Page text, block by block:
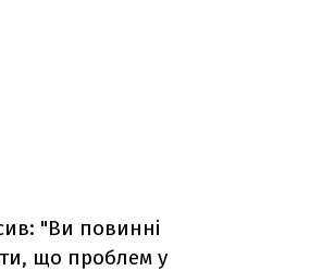
"Ви повинні
що проблем у